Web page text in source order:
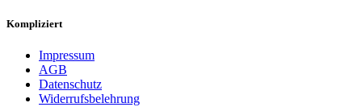
Kompliziert
Impressum
AGB
Datenschutz
Widerrufsbelehrung